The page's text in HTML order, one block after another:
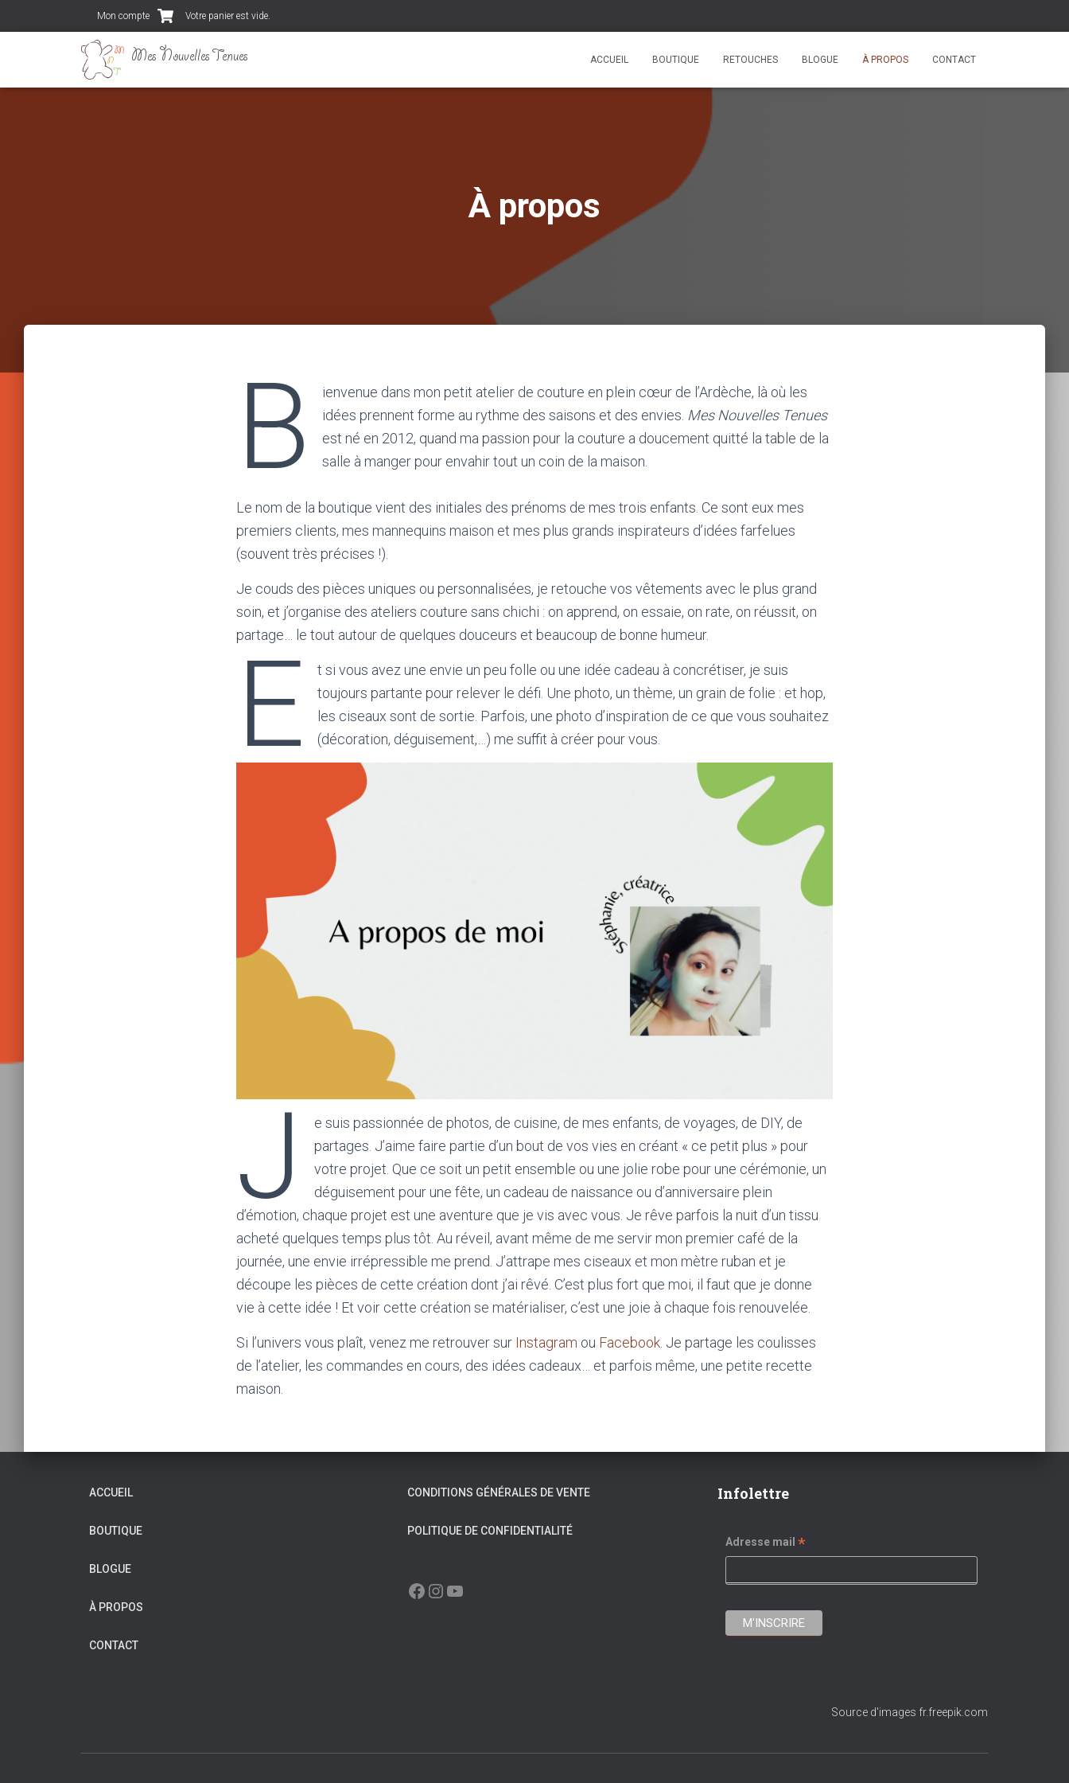
Mon compte Votre panier est vide.
ACCUEIL BOUTIQUE RETOUCHES BLOGUE À PROPOS CONTACT
À propos
B
ienvenue dans mon petit atelier de couture en plein cœur de l’Ardèche, là où les
idées prennent forme au rythme des saisons et des envies. Mes Nouvelles Tenues
est né en 2012, quand ma passion pour la couture a doucement quitté la table de la
salle à manger pour envahir tout un coin de la maison.
Le nom de la boutique vient des initiales des prénoms de mes trois enfants. Ce sont eux mes
premiers clients, mes mannequins maison et mes plus grands inspirateurs d’idées farfelues
(souvent très précises !).
Je couds des pièces uniques ou personnalisées, je retouche vos vêtements avec le plus grand
soin, et j’organise des ateliers couture sans chichi : on apprend, on essaie, on rate, on réussit, on
partage… le tout autour de quelques douceurs et beaucoup de bonne humeur.
E
t si vous avez une envie un peu folle ou une idée cadeau à concrétiser, je suis
toujours partante pour relever le défi. Une photo, un thème, un grain de folie : et hop,
les ciseaux sont de sortie. Parfois, une photo d’inspiration de ce que vous souhaitez
(décoration, déguisement,…) me suffit à créer pour vous.
J
e suis passionnée de photos, de cuisine, de mes enfants, de voyages, de DIY, de
partages. J’aime faire partie d’un bout de vos vies en créant « ce petit plus » pour
votre projet. Que ce soit un petit ensemble ou une jolie robe pour une cérémonie, un
déguisement pour une fête, un cadeau de naissance ou d’anniversaire plein
d’émotion, chaque projet est une aventure que je vis avec vous. Je rêve parfois la nuit d’un tissu
acheté quelques temps plus tôt. Au réveil, avant même de me servir mon premier café de la
journée, une envie irrépressible me prend. J’attrape mes ciseaux et mon mètre ruban et je
découpe les pièces de cette création dont j’ai rêvé. C’est plus fort que moi, il faut que je donne
vie à cette idée ! Et voir cette création se matérialiser, c’est une joie à chaque fois renouvelée.
Si l’univers vous plaît, venez me retrouver sur Instagram ou Facebook . Je partage les coulisses
de l’atelier, les commandes en cours, des idées cadeaux… et parfois même, une petite recette
maison.
ACCUEIL
BOUTIQUE
BLOGUE
À PROPOS
CONTACT
CONDITIONS GÉNÉRALES DE VENTE
POLITIQUE DE CONFIDENTIALITÉ
FACEBOOK INSTAGRAM
Infolettre
Adresse mail*
Source d'images fr.freepik.com